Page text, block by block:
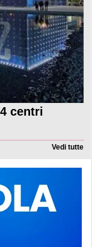
centri
Vedi tutte